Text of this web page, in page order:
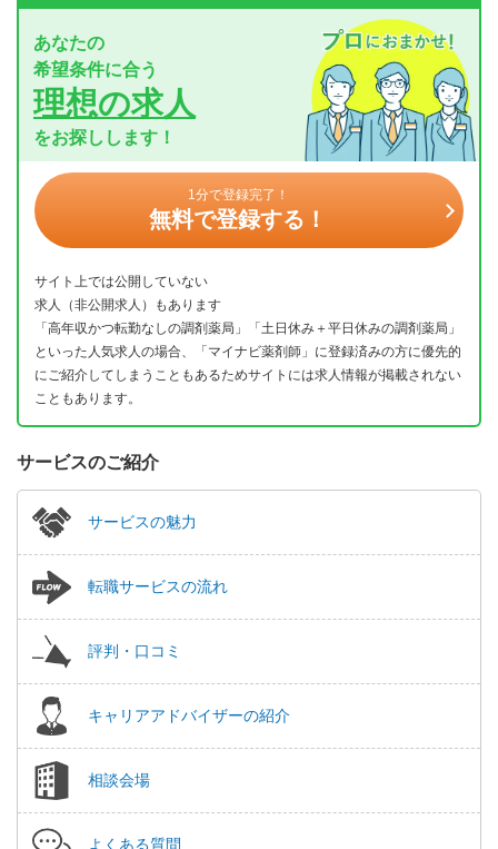
あなたの
希望条件に合う
理想の求人
をお探しします！
1分で登録完了！
無料で登録する！
サイト上では公開していない
求人（非公開求人）もあります
「高年収かつ転勤なしの調剤薬局」「土日休み＋平日休みの調剤薬局」
といった人気求人の場合、「マイナビ薬剤師」に登録済みの方に優先的
にご紹介してしまうこともあるためサイトには求人情報が掲載されない
こともあります。
サービスのご紹介
サービスの魅力
転職サービスの流れ
評判・口コミ
キャリアアドバイザーの紹介
相談会場
よくある質問